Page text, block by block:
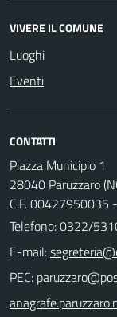
VIVERE IL COMUNE
Luoghi
Eventi
CONTATTI
Piazza Municipio 1
28040 Paruzzaro
C.F. 00427950035
Telefono:0322/
E-mail:
PEC: